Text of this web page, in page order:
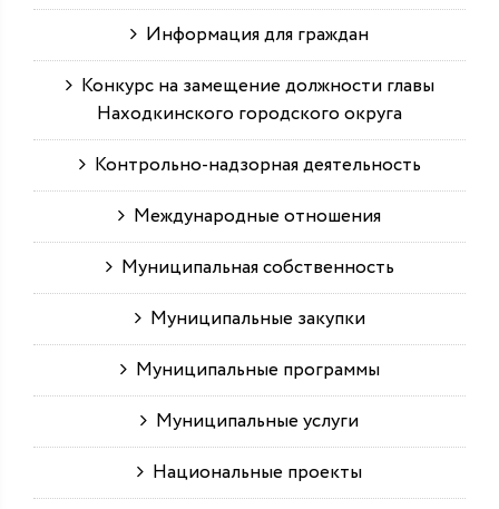
Информация для граждан
Конкурс на замещение должности главы
Находкинского городского округа
Контрольно-надзорная деятельность
Международные отношения
Муниципальная собственность
Муниципальные закупки
Муниципальные программы
Муниципальные услуги
Национальные проекты